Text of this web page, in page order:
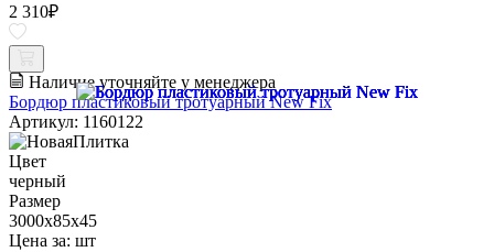
2 310₽
Наличие уточняйте у менеджера
Бордюр пластиковый тротуарный New Fix
Артикул: 1160122
Цвет
черный
Размер
3000х85х45
Цена за: шт